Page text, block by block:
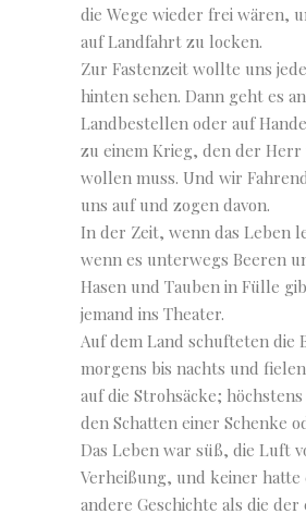
die Wege wieder frei wären,
auf Landfahrt zu locken.
Zur Fastenzeit wollte uns
hinten sehen. Dann geht es
Landbestellen oder auf
zu einem Krieg, den der
wollen muss. Und wir
uns auf und zogen davon.
In der Zeit, wenn das Leben
wenn es unterwegs Beeren
Hasen und Tauben in Fülle
jemand ins Theater.
Auf dem Land schufteten die
morgens bis nachts und
auf die Strohsäcke;
den Schatten einer Schenke
Das Leben war süß, die Luft
Verheißung, und keiner
andere Geschichte als die der